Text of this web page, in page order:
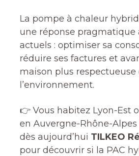
La pompe à chaleur
une réponse pragmatique
actuels : optimiser sa
réduire ses factures et
maison plus respectueuse
l’environnement.
👉 Vous habitez Lyon-Est
en Auvergne-Rhône-
dès aujourd’hui TILKEO
pour découvrir si la PAC